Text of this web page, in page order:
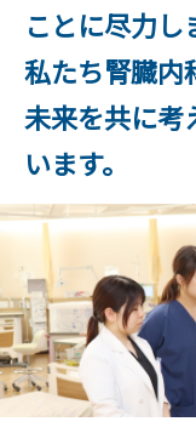
ことに尽力し
私たち腎臓内
未来を共に考
います。